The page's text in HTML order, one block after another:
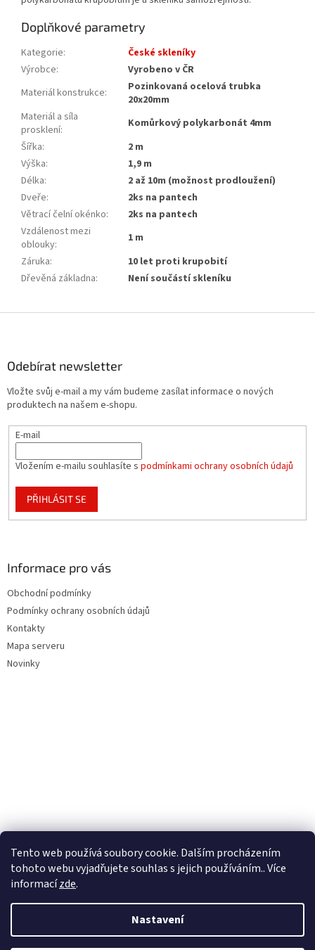
Tento web používá soubory cookie. Dalším procházením
tohoto webu vyjadřujete souhlas s jejich používáním.. Více
informacízde.
Nastavení
Doplňkové parametry
Kategorie:
České skleníky
Výrobce:
Vyrobeno v ČR
Materiál konstrukce:
Pozinkovaná ocelová trubka
20x20mm
Materiál a síla
prosklení:
Komůrkový polykarbonát 4mm
Šířka:
2 m
Výška:
1,9 m
Délka:
2 až 10m (možnost prodloužení)
Dveře:
2ks na pantech
Větrací čelní okénko:
2ks na pantech
Vzdálenost mezi
oblouky:
1 m
Záruka:
10 let proti krupobití
Dřevěná základna: Není součástí skleníku
Odebírat newsletter
Vložte svůj e-mail a my vám budeme zasílat informace o nových
produktech na našem e-shopu.
E-mail
Vložením e-mailu souhlasíte s podmínkami ochrany osobních údajů
PŘIHLÁSIT SE
Informace pro vás
Obchodní podmínky
Podmínky ochrany osobních údajů
Kontakty
Mapa serveru
Novinky
Vytvořil Shoptet